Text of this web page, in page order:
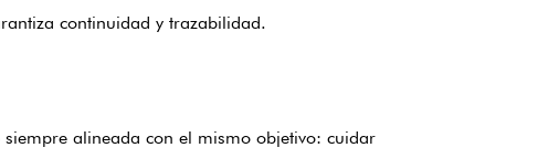
continuidad y trazabilidad.
alineada con el mismo objetivo: cuidar